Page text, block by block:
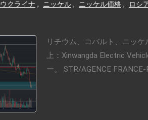
ウクライナ , ニッケル , ニッケル価格 , ロシ
リチウム、コバルト、ニッ
上：Xinwangda Electric
ー。 STR/AGENCE FRANCE-